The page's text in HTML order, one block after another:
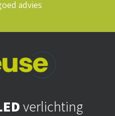
advies
verlichting